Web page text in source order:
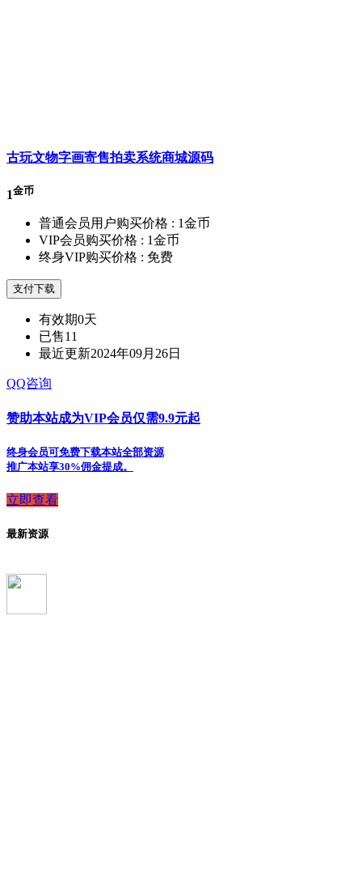
古玩文物字画寄售拍卖系统商城源码
1金币
普通会员用户购买价格 : 1金币
VIP会员购买价格 : 1金币
终身VIP购买价格 : 免费
支付下载
有效期0天
已售11
最近更新2024年09月26日
QQ咨询
赞助本站成为VIP会员仅需9.9元起
终身会员可免费下载本站全部资源
推广本站享30%佣金提成。
立即查看
最新资源